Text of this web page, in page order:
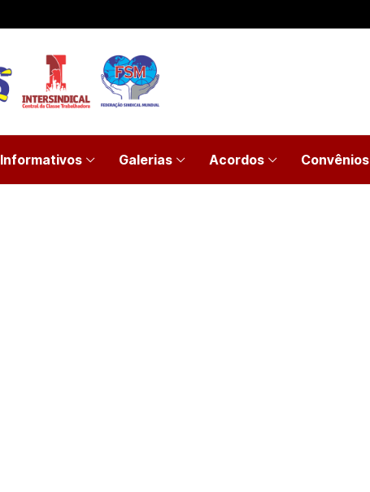
Informativos Galerias Acordos Convênios